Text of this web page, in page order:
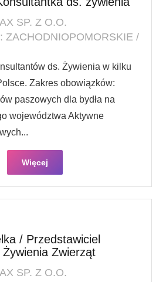
SP. Z O.O.
ZACHODNIOPOMORSKIE /
ds. Żywienia w kilku
Zakres obowiązków:
paszowych dla bydła na
województwa Aktywne
Więcej
/ Przedstawiciel
Zwierząt
SP. Z O.O.